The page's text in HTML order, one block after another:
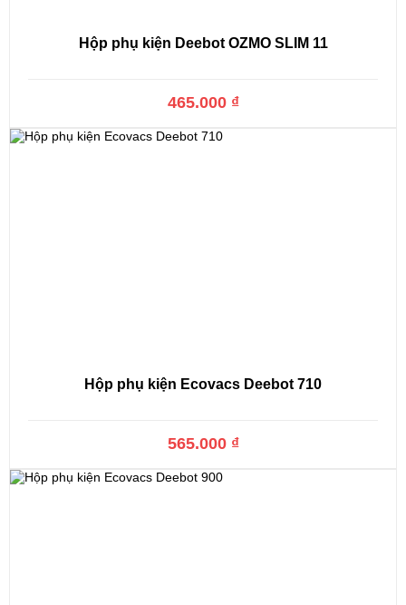
Hộp phụ kiện Deebot OZMO SLIM 11
465.000 ₫
Hộp phụ kiện Ecovacs Deebot 710
565.000 ₫